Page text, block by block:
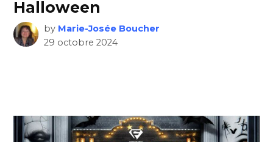
Halloween
by Marie-Josée Boucher
29 octobre 2024